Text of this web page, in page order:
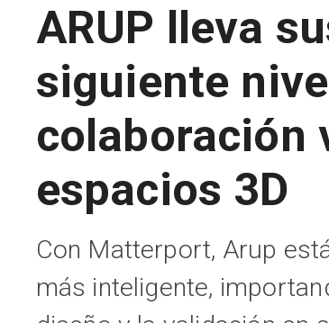
ARUP lleva
siguiente
colaboración
espacios 3D
Con Matterport, Arup
más inteligente,